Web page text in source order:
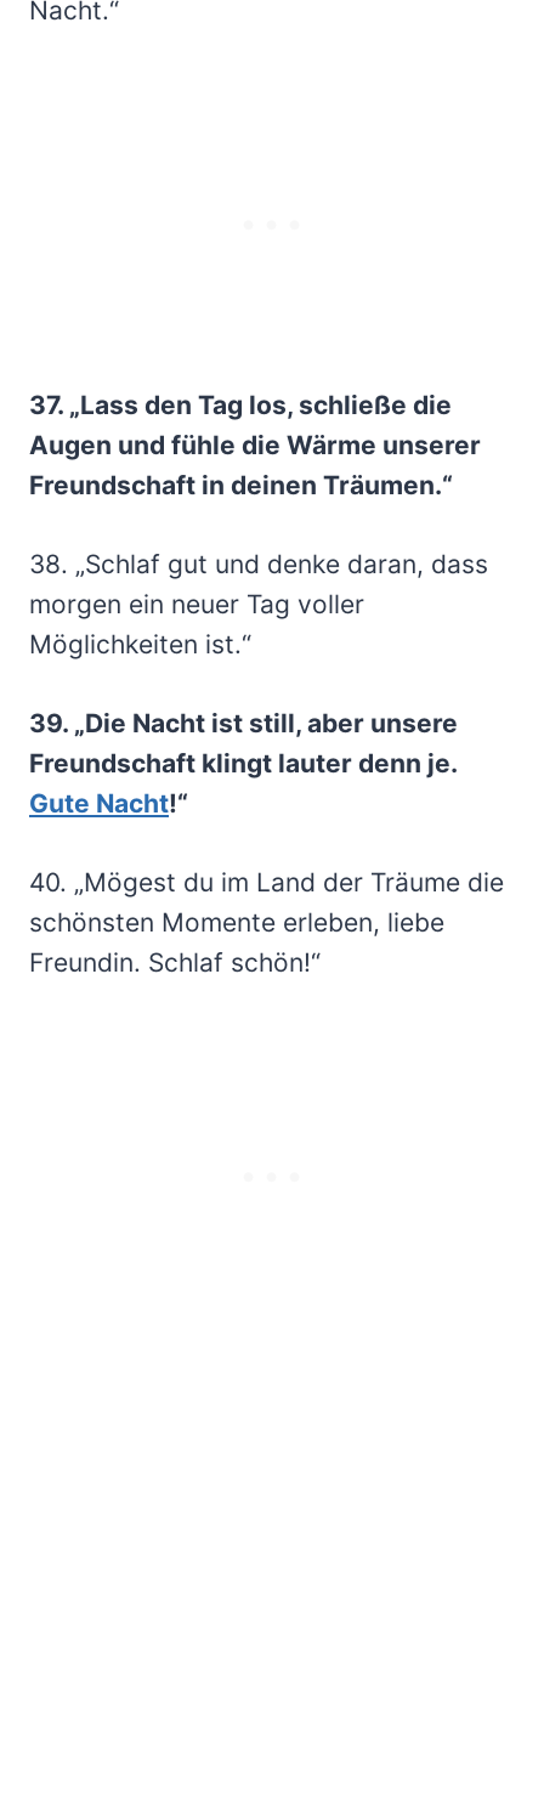
Nacht.“
37. „Lass den Tag los, schließe die
Augen und fühle die Wärme unserer
Freundschaft in deinen Träumen.“
38. „Schlaf gut und denke daran, dass
morgen ein neuer Tag voller
Möglichkeiten ist.“
39. „Die Nacht ist still, aber unsere
Freundschaft klingt lauter denn je.
Gute Nacht!“
40. „Mögest du im Land der Träume die
schönsten Momente erleben, liebe
Freundin. Schlaf schön!“